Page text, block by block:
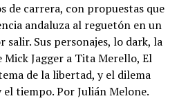
de carrera, con propuestas que
andaluza al reguetón en un
salir. Sus personajes, lo dark, la
Mick Jagger a Tita Merello, El
de la libertad, y el dilema
tiempo. Por Julián Melone.